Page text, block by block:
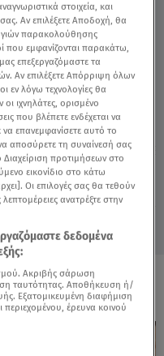
ΜΙΧΑΛΗΣ
στοιχεία, και
Αν επιλέξετε Αποδοχή, θα
παρακολούθησης
που εμφανίζονται παρακάτω,
επεξεργαζόμαστε τα
Αν επιλέξετε Απόρριψη όλων
εν λόγω τεχνολογίες θα
ιχνηλάτες, ορισμένο
που βλέπετε ενδέχεται να
να επανεμφανίσετε αυτό το
αποσύρετε τη συναίνεσή σας
προτιμήσεων στο
εικονίδιο στο κάτω
Οι επιλογές σας θα τεθούν
ανατρέξτε στην
δεδομένα
Ακριβής σάρωση
ταυτότητας. Αποθήκευση ή/
Εξατομικευμένη διαφήμιση
έρευνα κοινού